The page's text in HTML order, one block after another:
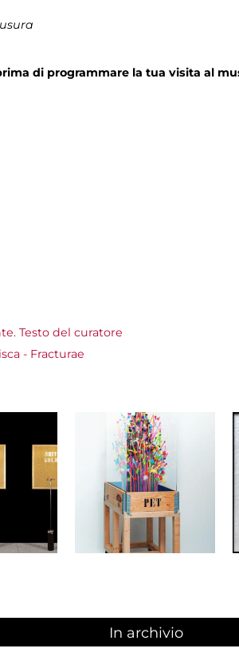
di programmare la tua visita al
Testo del curatore
- Fracturae
In archivio